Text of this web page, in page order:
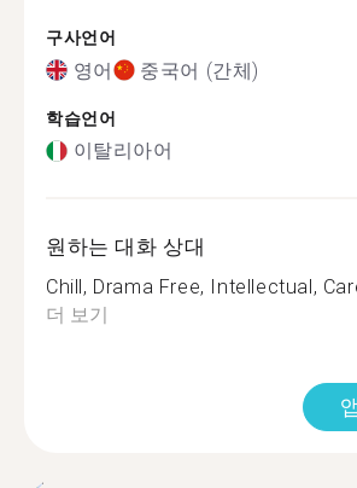
구사언어
영어 중국어 (간체)
학습언어
이탈리아어
원하는 대화 상대
Chill, Drama Free, Intellectual,
더 보기